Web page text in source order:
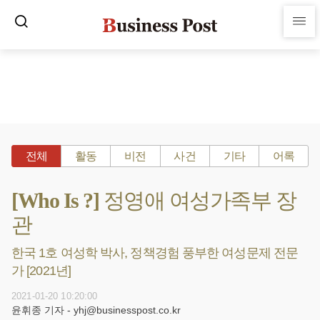
전체 활동 비전 사건 기타 어록
[Who Is ?] 정영애 여성가족부 장
관
한국 1호 여성학 박사, 정책경험 풍부한 여성문제 전문
가 [2021년]
2021-01-20 10:20:00
윤휘종 기자 - yhj@businesspost.co.kr